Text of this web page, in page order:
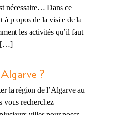
nécessaire… Dans ce
à propos de la visite de la
les activités qu’il faut
[…]
?
la région de l’Algarve au
vous recherchez